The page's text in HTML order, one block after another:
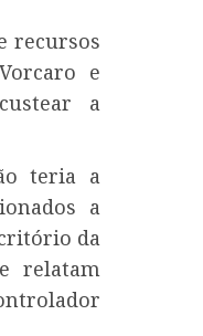
recursos
e
a
teria a
a
da
relatam